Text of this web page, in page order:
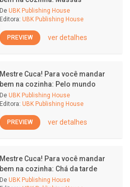
De UBK Publishing House
Editora: UBK Publishing House
PREVIEW ver detalhes
Mestre Cuca! Para você mandar
bem na cozinha: Pelo mundo
De UBK Publishing House
Editora: UBK Publishing House
PREVIEW ver detalhes
Mestre Cuca! Para você mandar
bem na cozinha: Chá da tarde
De UBK Publishing House